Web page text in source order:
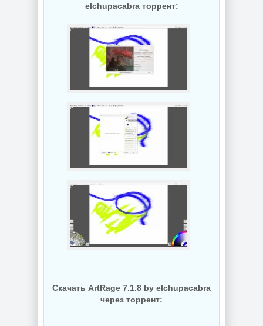
elchupacabra торрент:
Скачать ArtRage 7.1.8 by elchupacabra
через торрент: